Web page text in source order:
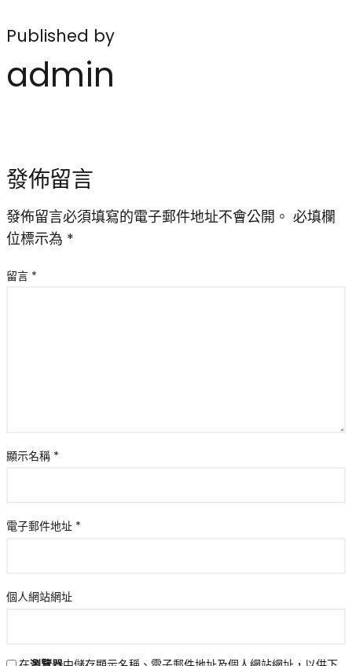
Published by
admin
發佈留言
發佈留言必須填寫的電子郵件地址不會公開。 必填欄
位標示為 *
留言 *
顯示名稱 *
電子郵件地址 *
個人網站網址